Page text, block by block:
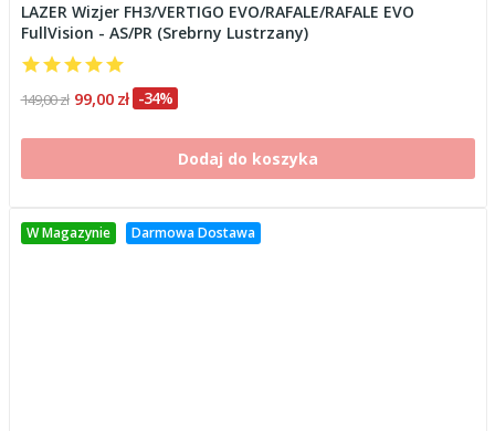
LAZER Wizjer FH3/VERTIGO EVO/RAFALE/RAFALE EVO
FullVision - AS/PR (Srebrny Lustrzany)
149,00 zł 99,00 zł -34%
Dodaj do koszyka
W Magazynie Darmowa Dostawa